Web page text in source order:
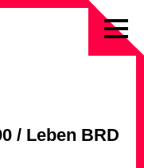
/ Leben BRD